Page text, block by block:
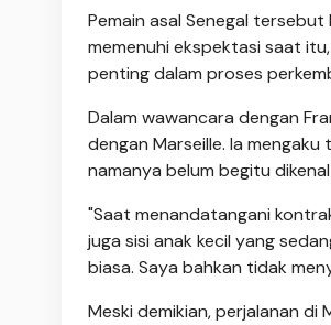
Pemain asal Senegal
memenuhi ekspektasi saat
penting dalam proses
Dalam wawancara dengan
dengan Marseille. Ia
namanya belum begitu
"Saat menandatangani
juga sisi anak kecil yang
biasa. Saya bahkan tidak
Meski demikian, perjalanan di